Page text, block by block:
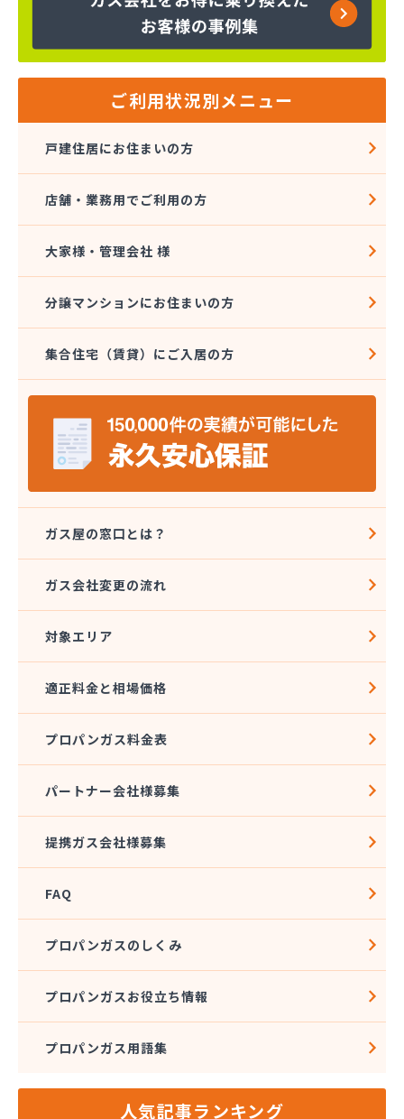
株式会社金子商店
株式会社広島クミアイ燃料
株式会社広島クミアイ燃料 あさひが丘ガス基地
株式会社広島中央クミアイ燃料 大和営業所
株式会社柴田燃料商会 ハウジング事業部
株式会社柴田燃料商会 本社
株式会社上田商店
株式会社親和商会
株式会社太陽
株式会社大野石油店・LPGスタンド
株式会社中村設備産業
株式会社農協プロパンセンター
株式会社槇原プロパン商会広島支店
岩谷産業株式会社 広島工場
岩本プロパン商店
祇園山崎ガス株式会社
吉田物産株式会社
宮上商店
共栄プロパンガス株式会社
広川エナス株式会社糸崎営業所
広島ガスプロパン株式会社 特需部オートガス営業
課・オートスタンド
広島ガス呉販売株式会社 安浦営業所
広島ガス呉販売株式会社 安芸支店
広島ガス高田販売株式会社 白木営業所
広島ガス三原販売株式会社
広島ガス西中国株式会社 五日市本店
広島ガス西中国株式会社 大竹営業所
広島ガス中央株式会社竹 原支店
広島ガス東中国株式会社 府中支店
広島ガス湯来販売株式会社
広島ガス北部販売株式会社 北部保安センター広島
安佐エリア営業所
広島ガス北部販売株式会社 本社祇園分室
業所
広島県LPガス協会・お客様相談所
ご利用状況別メニュー
戸建住居にお住まいの方
店舗・業務用でご利用の方
大家様・管理会社 様
分譲マンションにお住まいの方
集合住宅（賃貸）にご入居の方
ガス屋の窓口とは？
ガス会社変更の流れ
対象エリア
適正料金と相場価格
プロパンガス料金表
パートナー会社様募集
提携ガス会社様募集
FAQ
プロパンガスのしくみ
プロパンガスお役立ち情報
プロパンガス用語集
人気記事ランキング